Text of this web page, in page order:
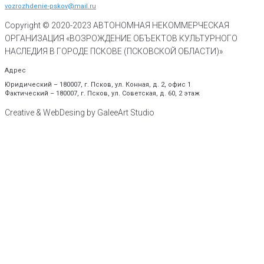
vozrozhdenie-pskov@mail.ru
Copyright © 2020-2023 АВТОНОМНАЯ НЕКОММЕРЧЕСКАЯ
ОРГАНИЗАЦИЯ «ВОЗРОЖДЕНИЕ ОБЪЕКТОВ КУЛЬТУРНОГО
НАСЛЕДИЯ В ГОРОДЕ ПСКОВЕ (ПСКОВСКОЙ ОБЛАСТИ)»
Адрес
Юридический – 180007, г. Псков, ул. Конная, д. 2, офис 1
Фактический – 180007, г. Псков, ул. Советская, д. 60, 2 этаж
Creative & WebDesing by GaleeArt Studio